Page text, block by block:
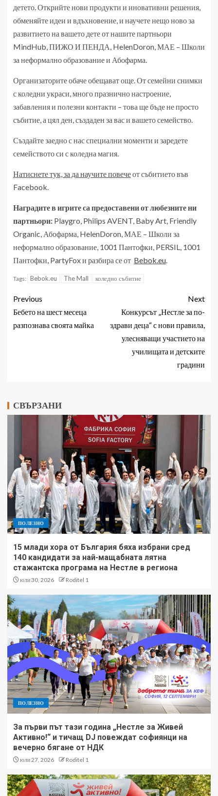
детето. Открийте нови продукти и иновативни решения,
обменяйте идеи и вдъхновение, и научете нещо ново за
развитието на вашето дете от нашите партньори
MindHub, ПИЖО И ПЕНДА, HelenDoron, МАЕ – Школи
за неформално образование и Абофарма.
Организаторите обаче обещават още. От семейни снимки
с коледни украси, много празнично настроение,
забавления и полезни контакти – това ще бъде не просто
събитие, а цял ден, създаден за вас и вашето семейство.
Създайте заедно с нас специални моменти и заредете
семейството си с коледна магия.
Натиснете тук, за да научите повечеот събитието във
Facebook.
Наградите в игрите са предоставени от любезните ни
партньори: Playgro, Philips AVENT, Baby Art, Friendly
Organic, Абофарма, HelenDoron, МАЕ – Школи за
неформално образование, 1001 Пантофки, PERSIL, 1001
Пантофки, PartyFox и разбира се от Bebok.eu.
Tags: Bebok.eu The Mall коледно събитие
Previous
Бебето на шест месеца
разпознава своята майка
Next
Конкурсът „Нестле за по-
здрави деца“ с нови правила,
улесняващи участието на
училищата и детските
градини
СВЪРЗАНИ
ПОЛЕЗНО
15 млади хора от България бяха избрани сред
140 кандидати за най-мащабната лятна
стажантска програма на Нестле в региона
юли 30, 2026 Roditel 1
ПОЛЕЗНО
За първи път тази година „Нестле за Живей
Активно!“ и тичащ DJ повеждат софиянци на
вечерно бягане от НДК
юли 27, 2026 Roditel 1